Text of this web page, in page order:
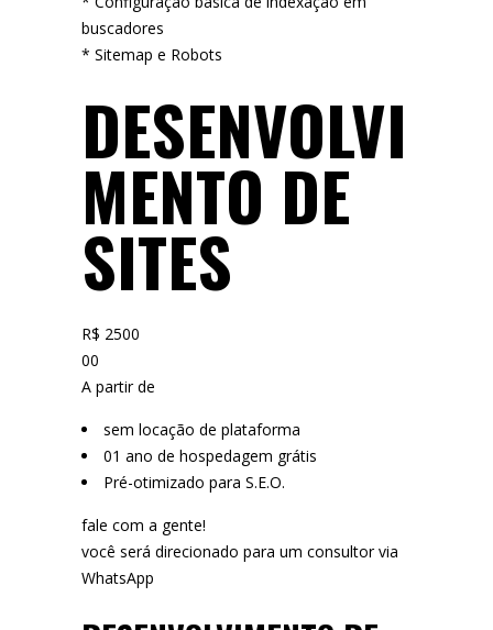
buscadores
* Sitemap e Robots
DESENVOLVI
MENTO DE
SITES
R$ 2500
00
A partir de
sem locação de plataforma
01 ano de hospedagem grátis
Pré-otimizado para S.E.O.
fale com a gente!
você será direcionado para um consultor via
WhatsApp